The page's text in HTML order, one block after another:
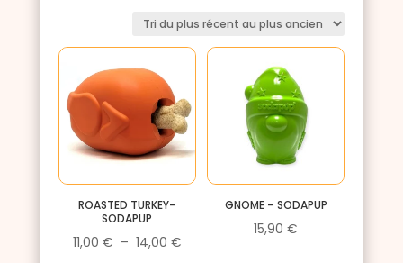
plus
au
ROASTED TURKEY-
SODAPUP
11,00 € – 14,00 €Plage
GNOME – SODAPUP
15,90€